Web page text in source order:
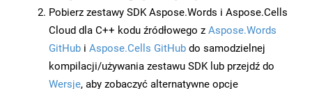
Pobierz zestawy SDK Aspose.Words i Aspose.Cells
Cloud dla C++ kodu źródłowego z Aspose.Words
GitHub i Aspose.Cells GitHub do samodzielnej
kompilacji/używania zestawu SDK lub przejdź do
Wersje, aby zobaczyć alternatywne opcje